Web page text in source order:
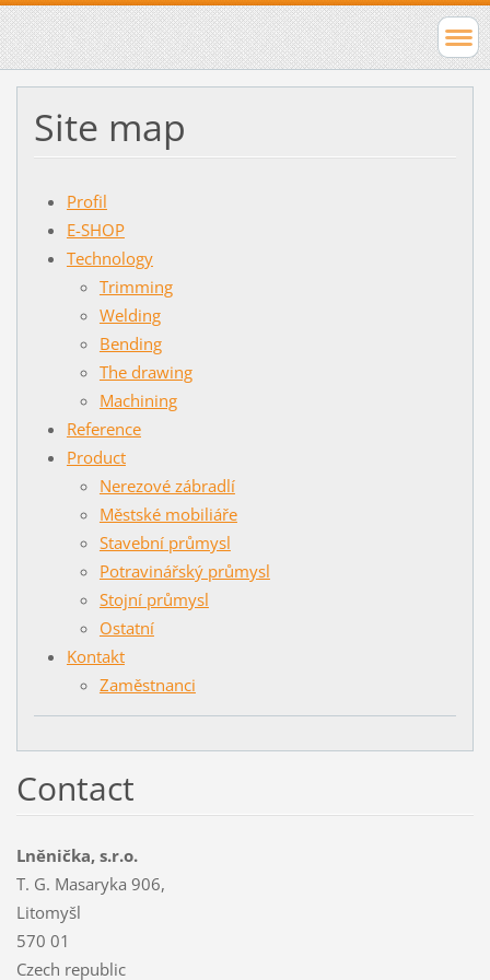
Site map
Profil
E-SHOP
Technology
Trimming
Welding
Bending
The drawing
Machining
Reference
Product
Nerezové zábradlí
Městské mobiliáře
Stavební průmysl
Potravinářský průmysl
Stojní průmysl
Ostatní
Kontakt
Zaměstnanci
Contact
Lněnička, s.r.o.
T. G. Masaryka 906,
Litomyšl
570 01
Czech republic